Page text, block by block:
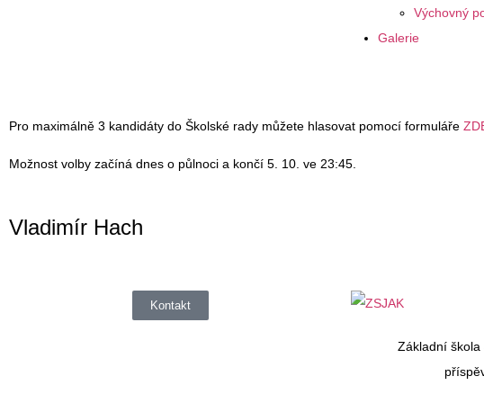
Výchovný
Galerie
Pro maximálně 3 kandidáty do Školské rady můžete hlasovat pomocí formuláře
Možnost volby začíná dnes o půlnoci a končí 5. 10. ve 23:45.
Vladimír Hach
Kontakt
Základní škola